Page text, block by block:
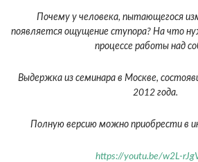
Почему у человека, пытающегося
появляется ощущение ступора? На что
процессе работы над
Выдержка из семинара в Москве,
2012 года.
Полную версию можно приобрести в
https://youtu.be/w2L-